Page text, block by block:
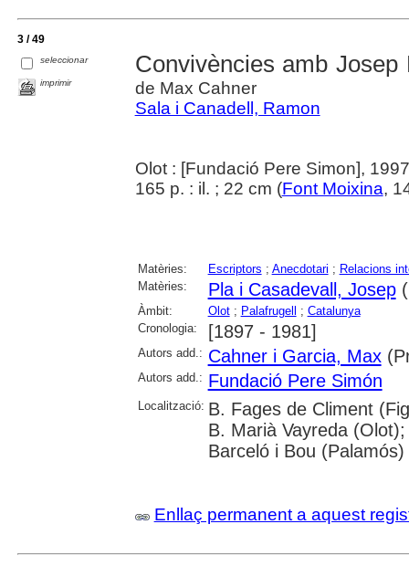
3 / 49
seleccionar
imprimir
Convivències amb Josep
de Max Cahner
Sala i Canadell, Ramon
Olot : [Fundació Pere Simon], 1997
165 p. : il. ; 22 cm (Font Moixina,
Matèries: Escriptors ; Anecdotari ; Relacions
Matèries:
Pla i Casadevall, Josep
Àmbit: Olot; Palafrugell ; Catalunya
Cronologia:
[1897 - 1981]
Autors add.: Cahner i Garcia, Max
Autors add.: Fundació Pere Simón
Localització: B. Fages de Climent
B. Marià Vayreda
Barceló i Bou (Palamós)
Enllaç permanent a aquest